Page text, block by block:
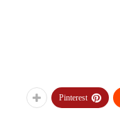
Pinterest